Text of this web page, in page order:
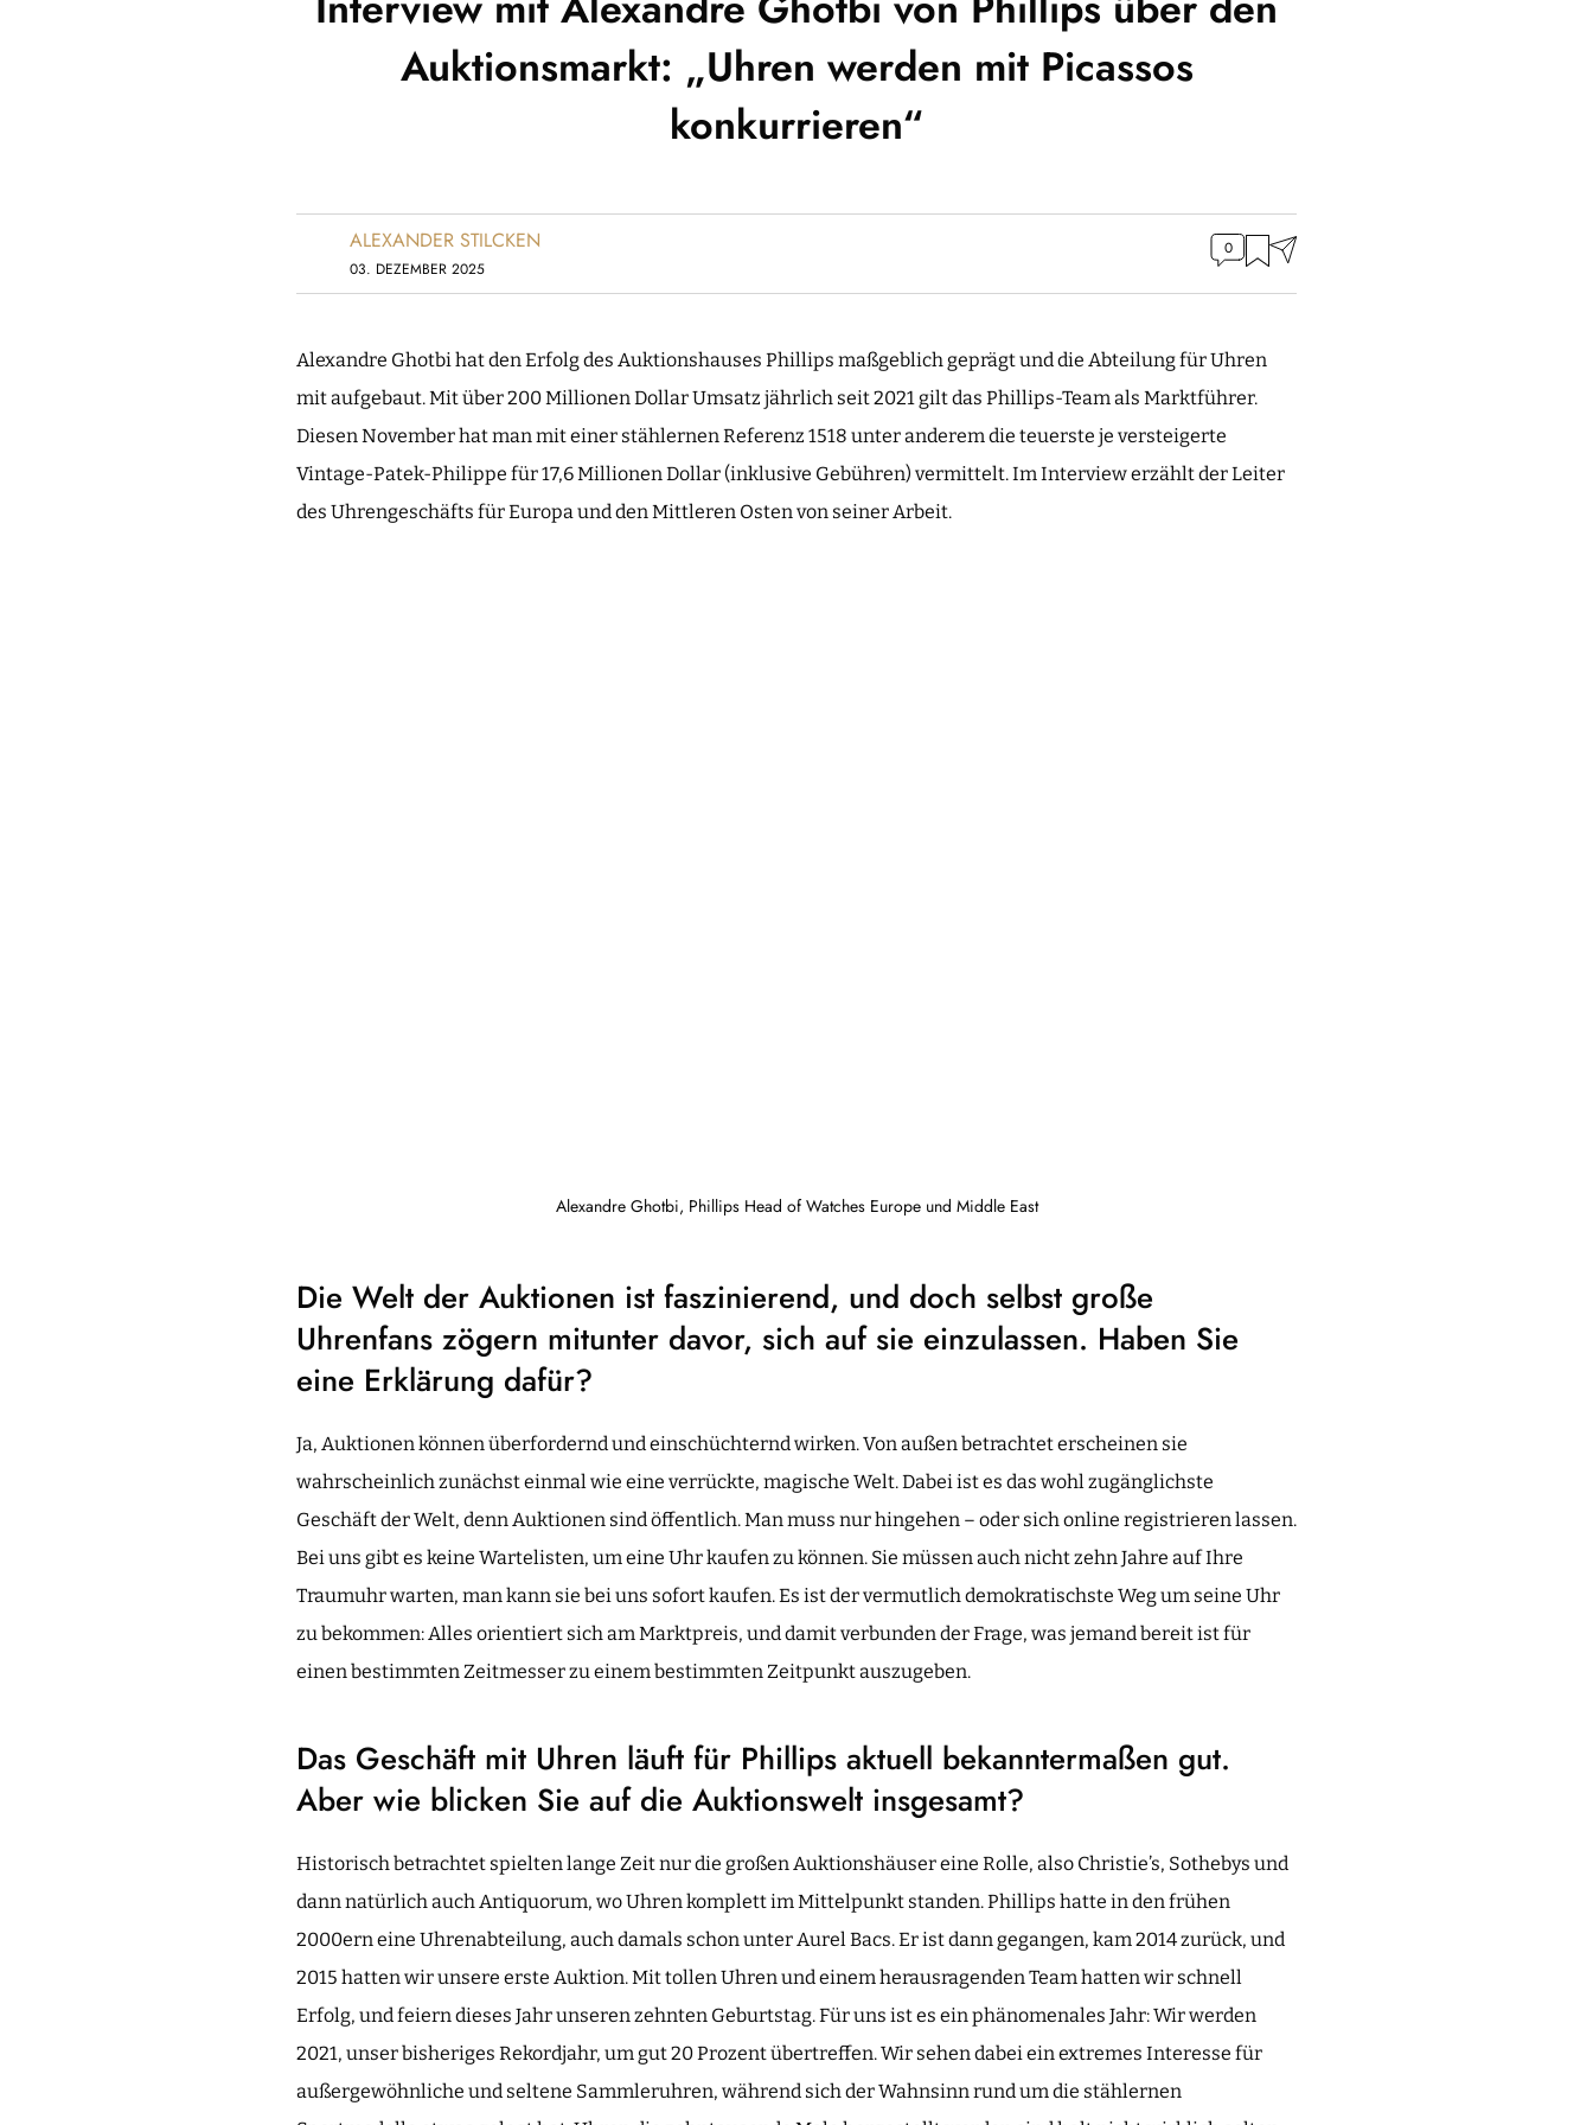
Auktionsmarkt: „Uhren werden mit Picassos
konkurrieren“
ALEXANDER STILCKEN
03. DEZEMBER 2025
0
Alexandre Ghotbi hat den Erfolg des Auktionshauses Phillips maßgeblich geprägt und die Abteilung für Uhren
mit aufgebaut. Mit über 200 Millionen Dollar Umsatz jährlich seit 2021 gilt das Phillips-Team als Marktführer.
Diesen November hat man mit einer stählernen Referenz 1518 unter anderem die teuerste je versteigerte
Vintage-Patek-Philippe für 17,6 Millionen Dollar (inklusive Gebühren) vermittelt. Im Interview erzählt der Leiter
des Uhrengeschäfts für Europa und den Mittleren Osten von seiner Arbeit.
Alexandre Ghotbi, Phillips Head of Watches Europe und Middle East
Die Welt der Auktionen ist faszinierend, und doch selbst große
Uhrenfans zögern mitunter davor, sich auf sie einzulassen. Haben Sie
eine Erklärung dafür?
Ja, Auktionen können überfordernd und einschüchternd wirken. Von außen betrachtet erscheinen sie
wahrscheinlich zunächst einmal wie eine verrückte, magische Welt. Dabei ist es das wohl zugänglichste
Geschäft der Welt, denn Auktionen sind öffentlich. Man muss nur hingehen – oder sich online registrieren lassen.
Bei uns gibt es keine Wartelisten, um eine Uhr kaufen zu können. Sie müssen auch nicht zehn Jahre auf Ihre
Traumuhr warten, man kann sie bei uns sofort kaufen. Es ist der vermutlich demokratischste Weg um seine Uhr
zu bekommen: Alles orientiert sich am Marktpreis, und damit verbunden der Frage, was jemand bereit ist für
einen bestimmten Zeitmesser zu einem bestimmten Zeitpunkt auszugeben.
Das Geschäft mit Uhren läuft für Phillips aktuell bekanntermaßen gut.
Aber wie blicken Sie auf die Auktionswelt insgesamt?
Historisch betrachtet spielten lange Zeit nur die großen Auktionshäuser eine Rolle, also Christie’s, Sothebys und
dann natürlich auch Antiquorum, wo Uhren komplett im Mittelpunkt standen. Phillips hatte in den frühen
2000ern eine Uhrenabteilung, auch damals schon unter Aurel Bacs. Er ist dann gegangen, kam 2014 zurück, und
2015 hatten wir unsere erste Auktion. Mit tollen Uhren und einem herausragenden Team hatten wir schnell
Erfolg, und feiern dieses Jahr unseren zehnten Geburtstag. Für uns ist es ein phänomenales Jahr: Wir werden
2021, unser bisheriges Rekordjahr, um gut 20 Prozent übertreffen. Wir sehen dabei ein extremes Interesse für
außergewöhnliche und seltene Sammleruhren, während sich der Wahnsinn rund um die stählernen